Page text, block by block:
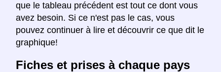
que le tableau précédent est tout ce dont vous
avez besoin. Si ce n'est pas le cas, vous
pouvez continuer à lire et découvrir ce que dit le
graphique!
Fiches et prises à chaque pays